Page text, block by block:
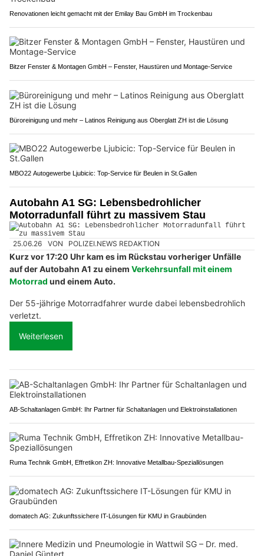
Renovationen leicht gemacht mit der Emilay Bau GmbH im Trockenbau
Bitzer Fenster & Montagen GmbH – Fenster, Haustüren und Montage-Service
Büroreinigung und mehr – Latinos Reinigung aus Oberglatt ZH ist die Lösung
MBO22 Autogewerbe Ljubicic: Top-Service für Beulen in St.Gallen
Autobahn A1 SG: Lebensbedrohlicher
Motorradunfall führt zu massivem Stau
25.06.26 VON POLIZEI.NEWS REDAKTION
Kurz vor 17:20 Uhr kam es im Rückstau vorheriger Unfälle
auf der Autobahn A1 zu einem Verkehrsunfall mit einem
Motorrad und einem Auto.
Der 55-jährige Motorradfahrer wurde dabei lebensbedrohlich
verletzt.
Weiterlesen
AB-Schaltanlagen GmbH: Ihr Partner für Schaltanlagen und Elektroinstallationen
Ruma Technik GmbH, Effretikon ZH: Innovative Metallbau-Speziallösungen
domatech AG: Zukunftssichere IT-Lösungen für KMU in Graubünden